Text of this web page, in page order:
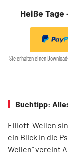
Heiße
Sie erhalten einen
Buchtipp:
Elliott-Wellen
ein Blick in die
Wellen“ vereint